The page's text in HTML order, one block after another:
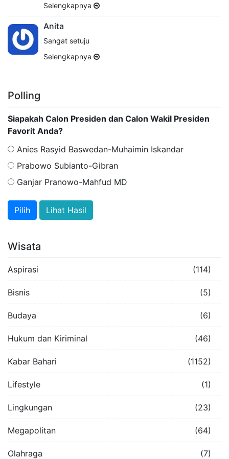
Selengkapnya
Anita
Sangat setuju
Selengkapnya
Polling
Siapakah Calon Presiden dan Calon Wakil Presiden
Favorit Anda?
Anies Rasyid Baswedan-Muhaimin Iskandar
Prabowo Subianto-Gibran
Ganjar Pranowo-Mahfud MD
Lihat Hasil
Wisata
Aspirasi (114)
Bisnis (5)
Budaya (6)
Hukum dan Kiriminal (46)
Kabar Bahari (1152)
Lifestyle (1)
Lingkungan (23)
Megapolitan (64)
Olahraga (7)